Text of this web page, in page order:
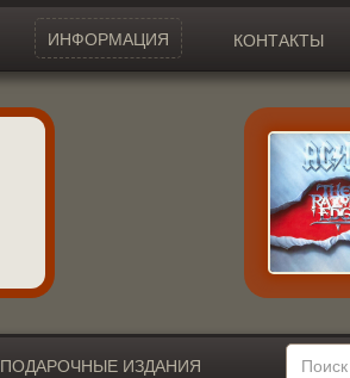
ИНФОРМАЦИЯ КОНТАКТЫ
ПОДАРОЧНЫЕ ИЗДАНИЯ